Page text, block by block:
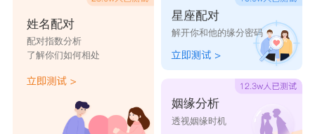
他们很喜欢冷暴力，也最擅长冷暴力。如果你没有
强大的承受能力和宽广的胸怀，可能你很快就会在
这场恋爱中感到疲惫。
星座乐原创文章，转载需注明出处
姓名配对
配对指数分析
了解你们如何相处
星座配对
解开你和他的缘分密码
姻缘分析
透视姻缘时机